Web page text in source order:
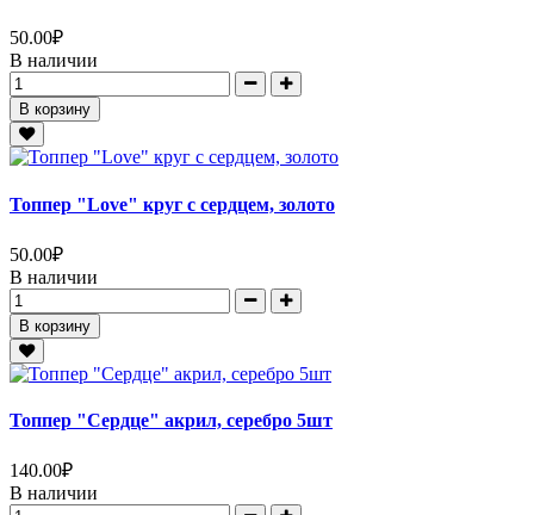
50.00₽
В наличии
В корзину
Топпер "Love" круг с сердцем, золото
50.00₽
В наличии
В корзину
Топпер "Сердце" акрил, серебро 5шт
140.00₽
В наличии